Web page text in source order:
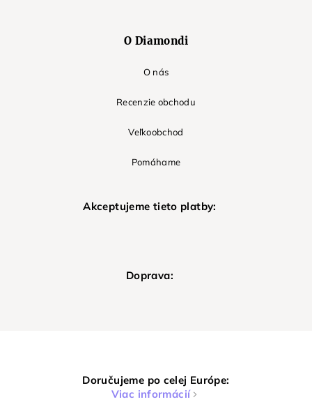
O Diamondi
O nás
Recenzie obchodu
Veľkoobchod
Pomáhame
Akceptujeme tieto platby:
Doprava:
Doručujeme po celej Európe:
Viac informácií